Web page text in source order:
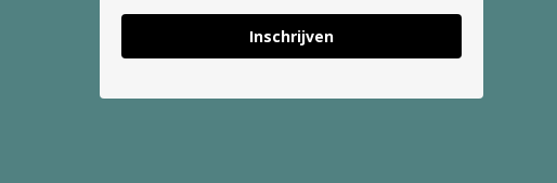
Inschrijven